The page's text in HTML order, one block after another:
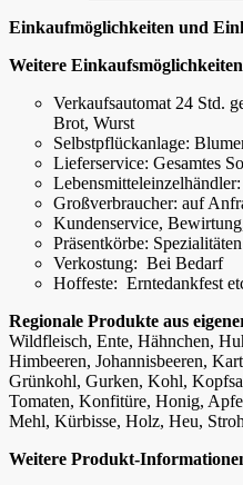
Einkaufmöglichkeiten und
Weitere
Verkaufsautomat 24 Std.
Brot, Wurst
Selbstpflückanlage:
Lieferservice: Gesamtes
Großverbraucher: auf
Kundenservice,
Präsentkörbe: Spezialitäten
Verkostung: Bei Bedarf
Hoffeste: Erntedankfest
Regionale Produkte aus
Wildfleisch, Ente, Hähnchen,
Himbeeren, Johannisbeeren,
Grünkohl, Gurken, Kohl,
Tomaten, Konfitüre, Honig,
Mehl, Kürbisse, Holz, Heu,
Weitere Produkt-